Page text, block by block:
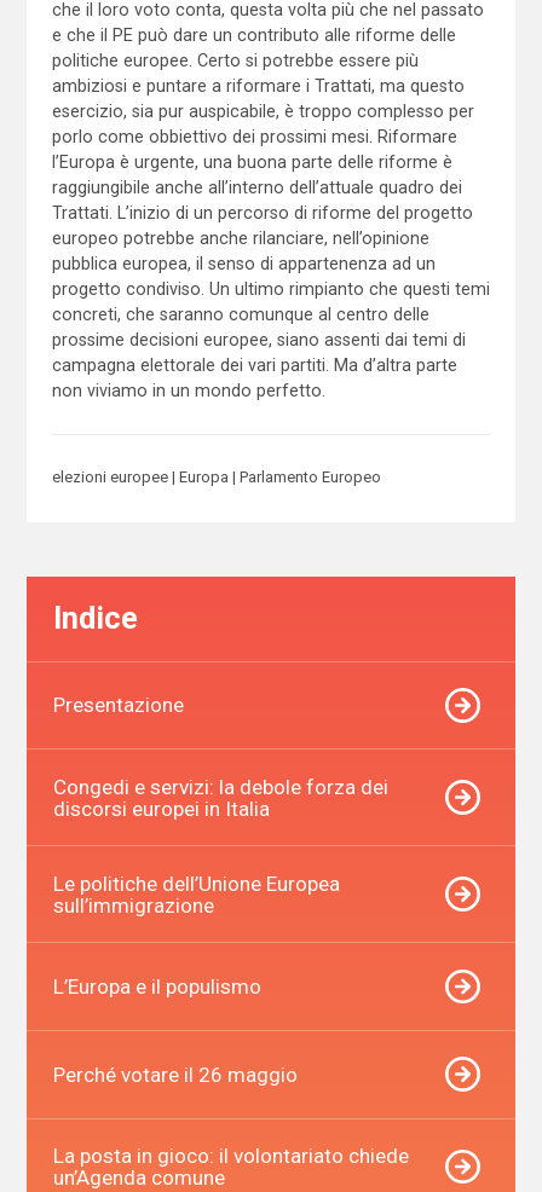
che il loro voto conta, questa volta più che nel passato
e che il PE può dare un contributo alle riforme delle
politiche europee. Certo si potrebbe essere più
ambiziosi e puntare a riformare i Trattati, ma questo
esercizio, sia pur auspicabile, è troppo complesso per
porlo come obbiettivo dei prossimi mesi. Riformare
l’Europa è urgente, una buona parte delle riforme è
raggiungibile anche all’interno dell’attuale quadro dei
Trattati. L’inizio di un percorso di riforme del progetto
europeo potrebbe anche rilanciare, nell’opinione
pubblica europea, il senso di appartenenza ad un
progetto condiviso. Un ultimo rimpianto che questi temi
concreti, che saranno comunque al centro delle
prossime decisioni europee, siano assenti dai temi di
campagna elettorale dei vari partiti. Ma d’altra parte
non viviamo in un mondo perfetto.
elezioni europee Europa Parlamento Europeo
Indice
Presentazione
Congedi e servizi: la debole forza dei
discorsi europei in Italia
Le politiche dell’Unione Europea
sull’immigrazione
L’Europa e il populismo
Perché votare il 26 maggio
La posta in gioco: il volontariato chiede
un’Agenda comune